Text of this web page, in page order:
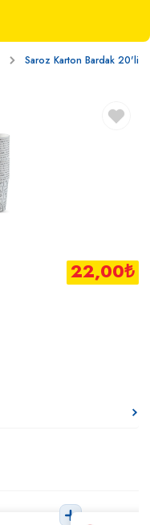
Saroz Karton Bardak 20'li
22,00₺